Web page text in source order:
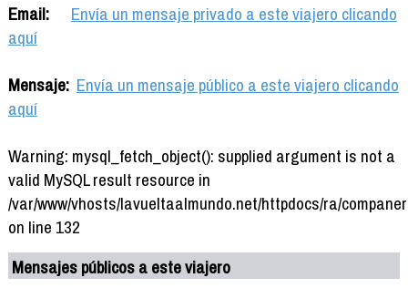
Email:
Envía un mensaje privado a este viajero clicando
aquí
Mensaje: Envía un mensaje público a este viajero clicando
aquí
Warning: mysql_fetch_object(): supplied argument is not a
valid MySQL result resource in
/var/www/vhosts/lavueltaalmundo.net/httpdocs/ra/
on line 132
Mensajes públicos a este viajero